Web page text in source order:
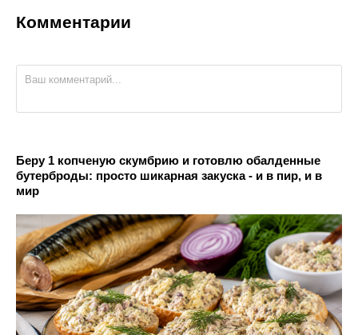
Комментарии
Беру 1 копченую скумбрию и готовлю обалденные
бутерброды: просто шикарная закуска - и в пир, и в
мир